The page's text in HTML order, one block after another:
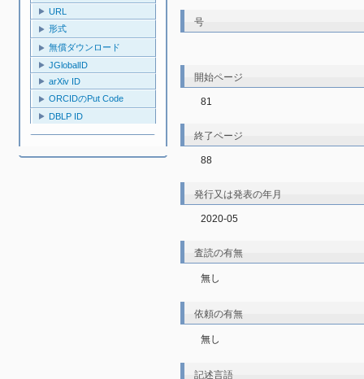
URL
形式
無償ダウンロード
JGlobalID
arXiv ID
ORCIDのPut Code
DBLP ID
号
開始ページ
81
終了ページ
88
発行又は発表の年月
2020-05
査読の有無
無し
依頼の有無
無し
記述言語